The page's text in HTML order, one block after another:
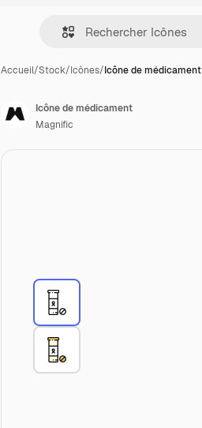
Accueil/Stock/Icônes/Icône de médicament
Icône de médicament
Magnific